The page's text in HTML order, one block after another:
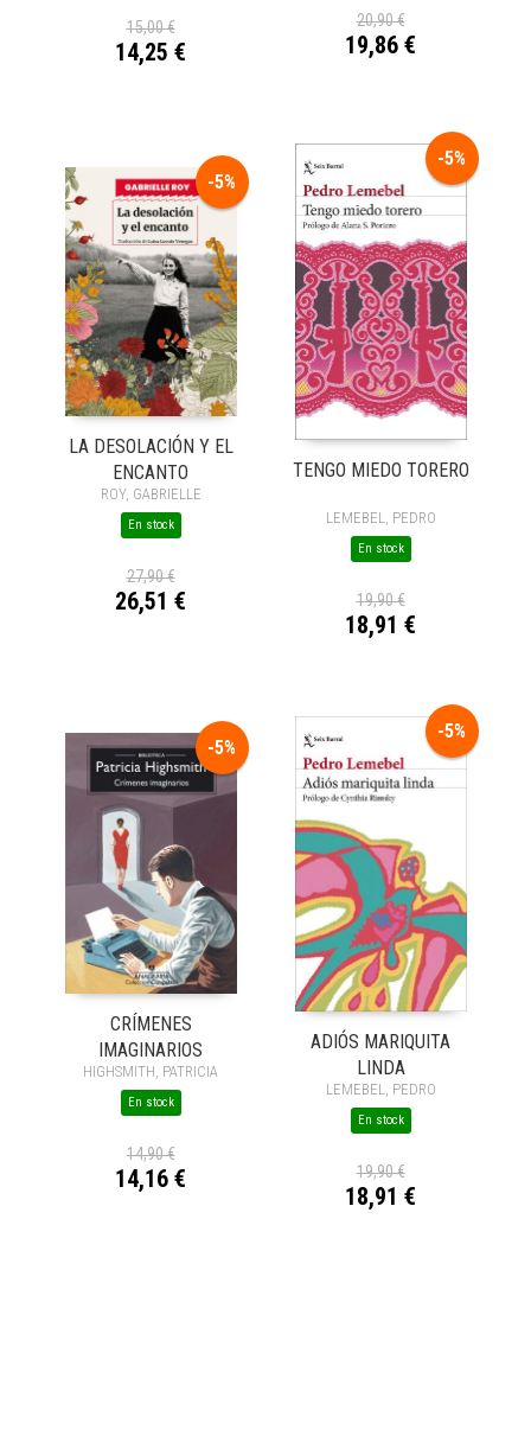
15,00 €
14,25 €
20,90 €
19,86 €
-5%
LA DESOLACIÓN Y EL
ENCANTO
ROY, GABRIELLE
En stock
27,90 €
26,51 €
-5%
TENGO MIEDO TORERO
LEMEBEL, PEDRO
En stock
19,90 €
18,91 €
-5%
CRÍMENES
IMAGINARIOS
HIGHSMITH, PATRICIA
En stock
14,90 €
14,16 €
-5%
ADIÓS MARIQUITA
LINDA
LEMEBEL, PEDRO
En stock
19,90 €
18,91 €